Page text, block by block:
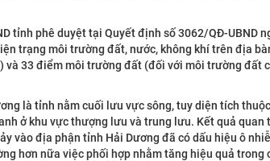
tỉnh phê duyệt tại Quyết định số 3062/QĐ-UBND
trạng môi trường đất, nước, không khí trên địa
33 điểm môi trường đất (đối với môi trường đất
là tỉnh nằm cuối lưu vực sông, tuy diện tích
ở khu vực thượng lưu và trung lưu. Kết quả quan
vào địa phận tỉnh Hải Dương đã có dấu hiệu ô
hơn nữa việc phối hợp nhằm tăng hiệu quả trong
Xem thêm
HỢP TÁC QUỐC TẾ